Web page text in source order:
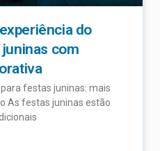
do
com
festas juninas: mais
As festas juninas estão